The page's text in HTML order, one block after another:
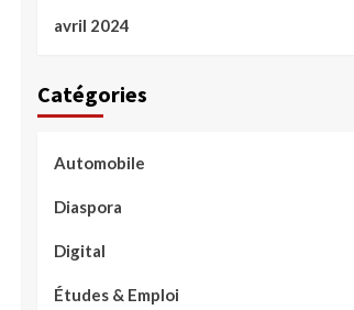
avril 2024
Catégories
Automobile
Diaspora
Digital
Études & Emploi